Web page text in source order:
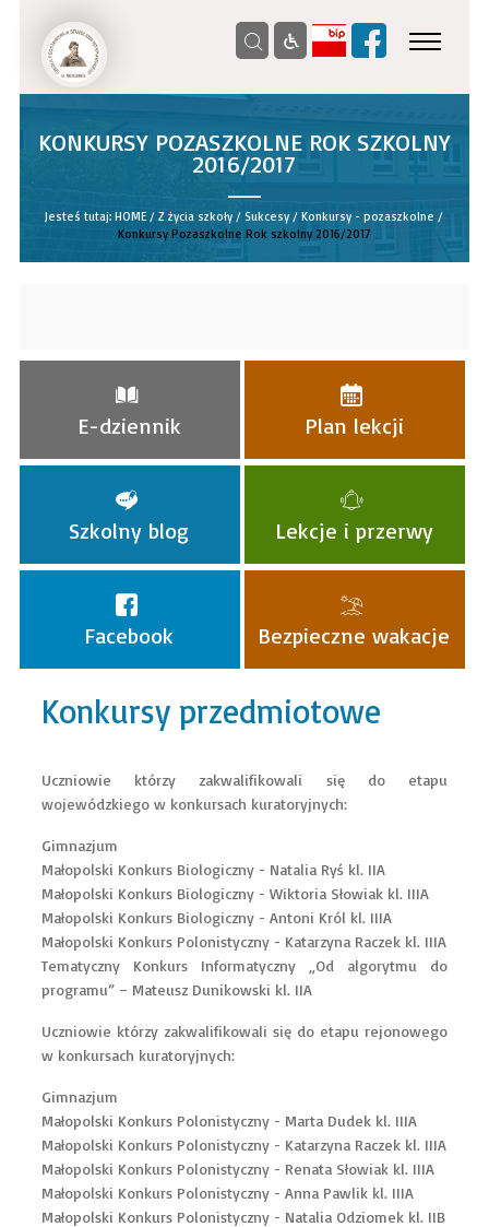
KONKURSY POZASZKOLNE ROK SZKOLNY
2016/2017
__
Jesteś tutaj:HOME /Z życia szkoły /Sukcesy /Konkursy - pozaszkolne /
Konkursy Pozaszkolne Rok szkolny 2016/2017
E-dziennik Plan lekcji
Szkolny blog Lekcje i przerwy
Facebook Bezpieczne wakacje
Konkursy przedmiotowe
Uczniowie którzy zakwalifikowali się do etapu
wojewódzkiego w konkursach kuratoryjnych:
Gimnazjum
Małopolski Konkurs Biologiczny - Natalia Ryś kl. IIA
Małopolski Konkurs Biologiczny - Wiktoria Słowiak kl. IIIA
Małopolski Konkurs Biologiczny - Antoni Król kl. IIIA
Małopolski Konkurs Polonistyczny - Katarzyna Raczek kl. IIIA
Tematyczny Konkurs Informatyczny „Od algorytmu do
programu” – Mateusz Dunikowski kl. IIA
Uczniowie którzy zakwalifikowali się do etapu rejonowego
w konkursach kuratoryjnych:
Gimnazjum
Małopolski Konkurs Polonistyczny - Marta Dudek kl. IIIA
Małopolski Konkurs Polonistyczny - Katarzyna Raczek kl. IIIA
Małopolski Konkurs Polonistyczny - Renata Słowiak kl. IIIA
Małopolski Konkurs Polonistyczny - Anna Pawlik kl. IIIA
Małopolski Konkurs Polonistyczny - Natalia Odziomek kl. IIB